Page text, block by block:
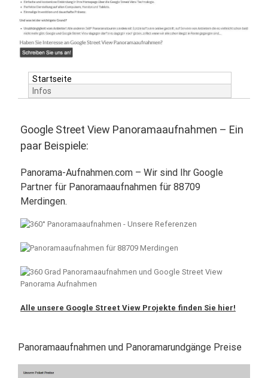
Startseite
Infos
Google Street View Panoramaaufnahmen – Ein
paar Beispiele:
Panorama-Aufnahmen.com – Wir sind Ihr Google
Partner für Panoramaaufnahmen für 88709
Merdingen.
Alle unsere Google Street View Projekte finden Sie hier!
Panoramaaufnahmen und Panoramarundgänge Preise